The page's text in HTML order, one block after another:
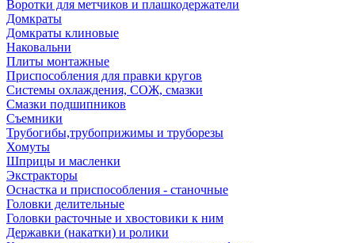
Воротки для метчиков и плашкодержатели
Домкраты
Домкраты клиновые
Наковальни
Плиты монтажные
Приспособления для правки кругов
Системы охлаждения, СОЖ, смазки
Смазки подшипников
Съемники
Трубогибы,трубоприжимы и труборезы
Хомуты
Шприцы и масленки
Экстракторы
Оснастка и приспособления - станочные
Головки делительные
Головки расточные и хвостовики к ним
Державки (накатки) и ролики